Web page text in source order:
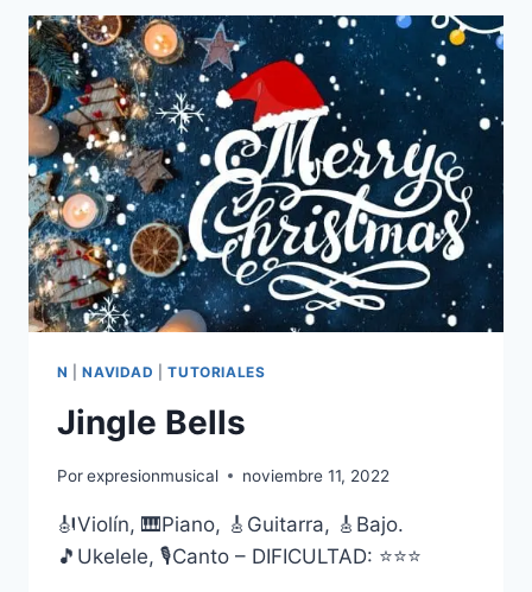
2
VIOLINES,
PIANO,
GUITARRA
Y
UKELELE
N |NAVIDAD |TUTORIALES
Jingle Bells
Porexpresionmusical noviembre 11, 2022
🎻Violín, 🎹Piano, 🎸Guitarra, 🎸Bajo.
🎵Ukelele, 🎙Canto – DIFICULTAD: ⭐⭐⭐